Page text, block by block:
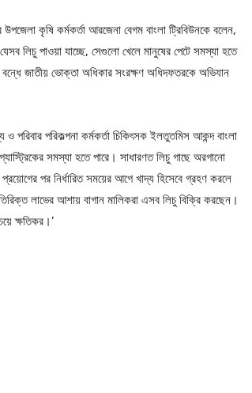
কৃষি কর্মকর্তা আরজেনা বেগম বাংলা ট্রিবিউনকে বলেন,
লিচু পাওয়া যাচ্ছে, সেগুলো খেলে মানুষের পেটে সমস্যা হতে
জাতীয় ভোক্তা অধিকার সংরক্ষণ অধিদফতরকে অভিযান
পরিবার পরিকল্পনা কর্মকর্তা চিকিৎসক ইলতুতমিস আকন্দ বাংলা
সমস্যা হতে পারে। সাধারণত লিচু গাছে অরগানো
পর নির্ধারিত সময়ের আগে খাদ্য হিসেবে গ্রহণ করলে
লাভের আশায় বাগান মালিকরা এসব লিচু বিক্রি করছেন।
ক্ষতিকর।’